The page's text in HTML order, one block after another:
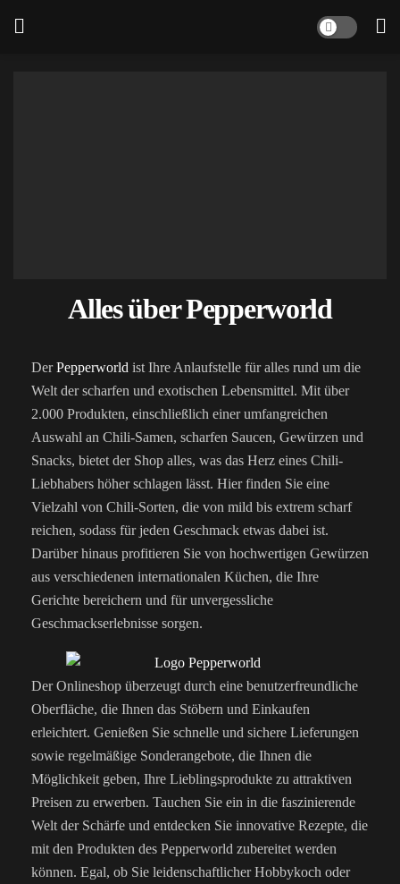
Alles über Pepperworld
DerPepperworld ist Ihre Anlaufstelle für alles rund um die
Welt der scharfen und exotischen Lebensmittel. Mit über
2.000 Produkten, einschließlich einer umfangreichen
Auswahl an Chili-Samen, scharfen Saucen, Gewürzen und
Snacks, bietet der Shop alles, was das Herz eines Chili-
Liebhabers höher schlagen lässt. Hier finden Sie eine
Vielzahl von Chili-Sorten, die von mild bis extrem scharf
reichen, sodass für jeden Geschmack etwas dabei ist.
Darüber hinaus profitieren Sie von hochwertigen Gewürzen
aus verschiedenen internationalen Küchen, die Ihre
Gerichte bereichern und für unvergessliche
Geschmackserlebnisse sorgen.
Der Onlineshop überzeugt durch eine benutzerfreundliche
Oberfläche, die Ihnen das Stöbern und Einkaufen
erleichtert. Genießen Sie schnelle und sichere Lieferungen
sowie regelmäßige Sonderangebote, die Ihnen die
Möglichkeit geben, Ihre Lieblingsprodukte zu attraktiven
Preisen zu erwerben. Tauchen Sie ein in die faszinierende
Welt der Schärfe und entdecken Sie innovative Rezepte, die
mit den Produkten des Pepperworld zubereitet werden
können. Egal, ob Sie leidenschaftlicher Hobbykoch oder